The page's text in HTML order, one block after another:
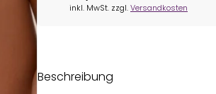
inkl. MwSt. zzgl.Versandkosten
Beschreibung